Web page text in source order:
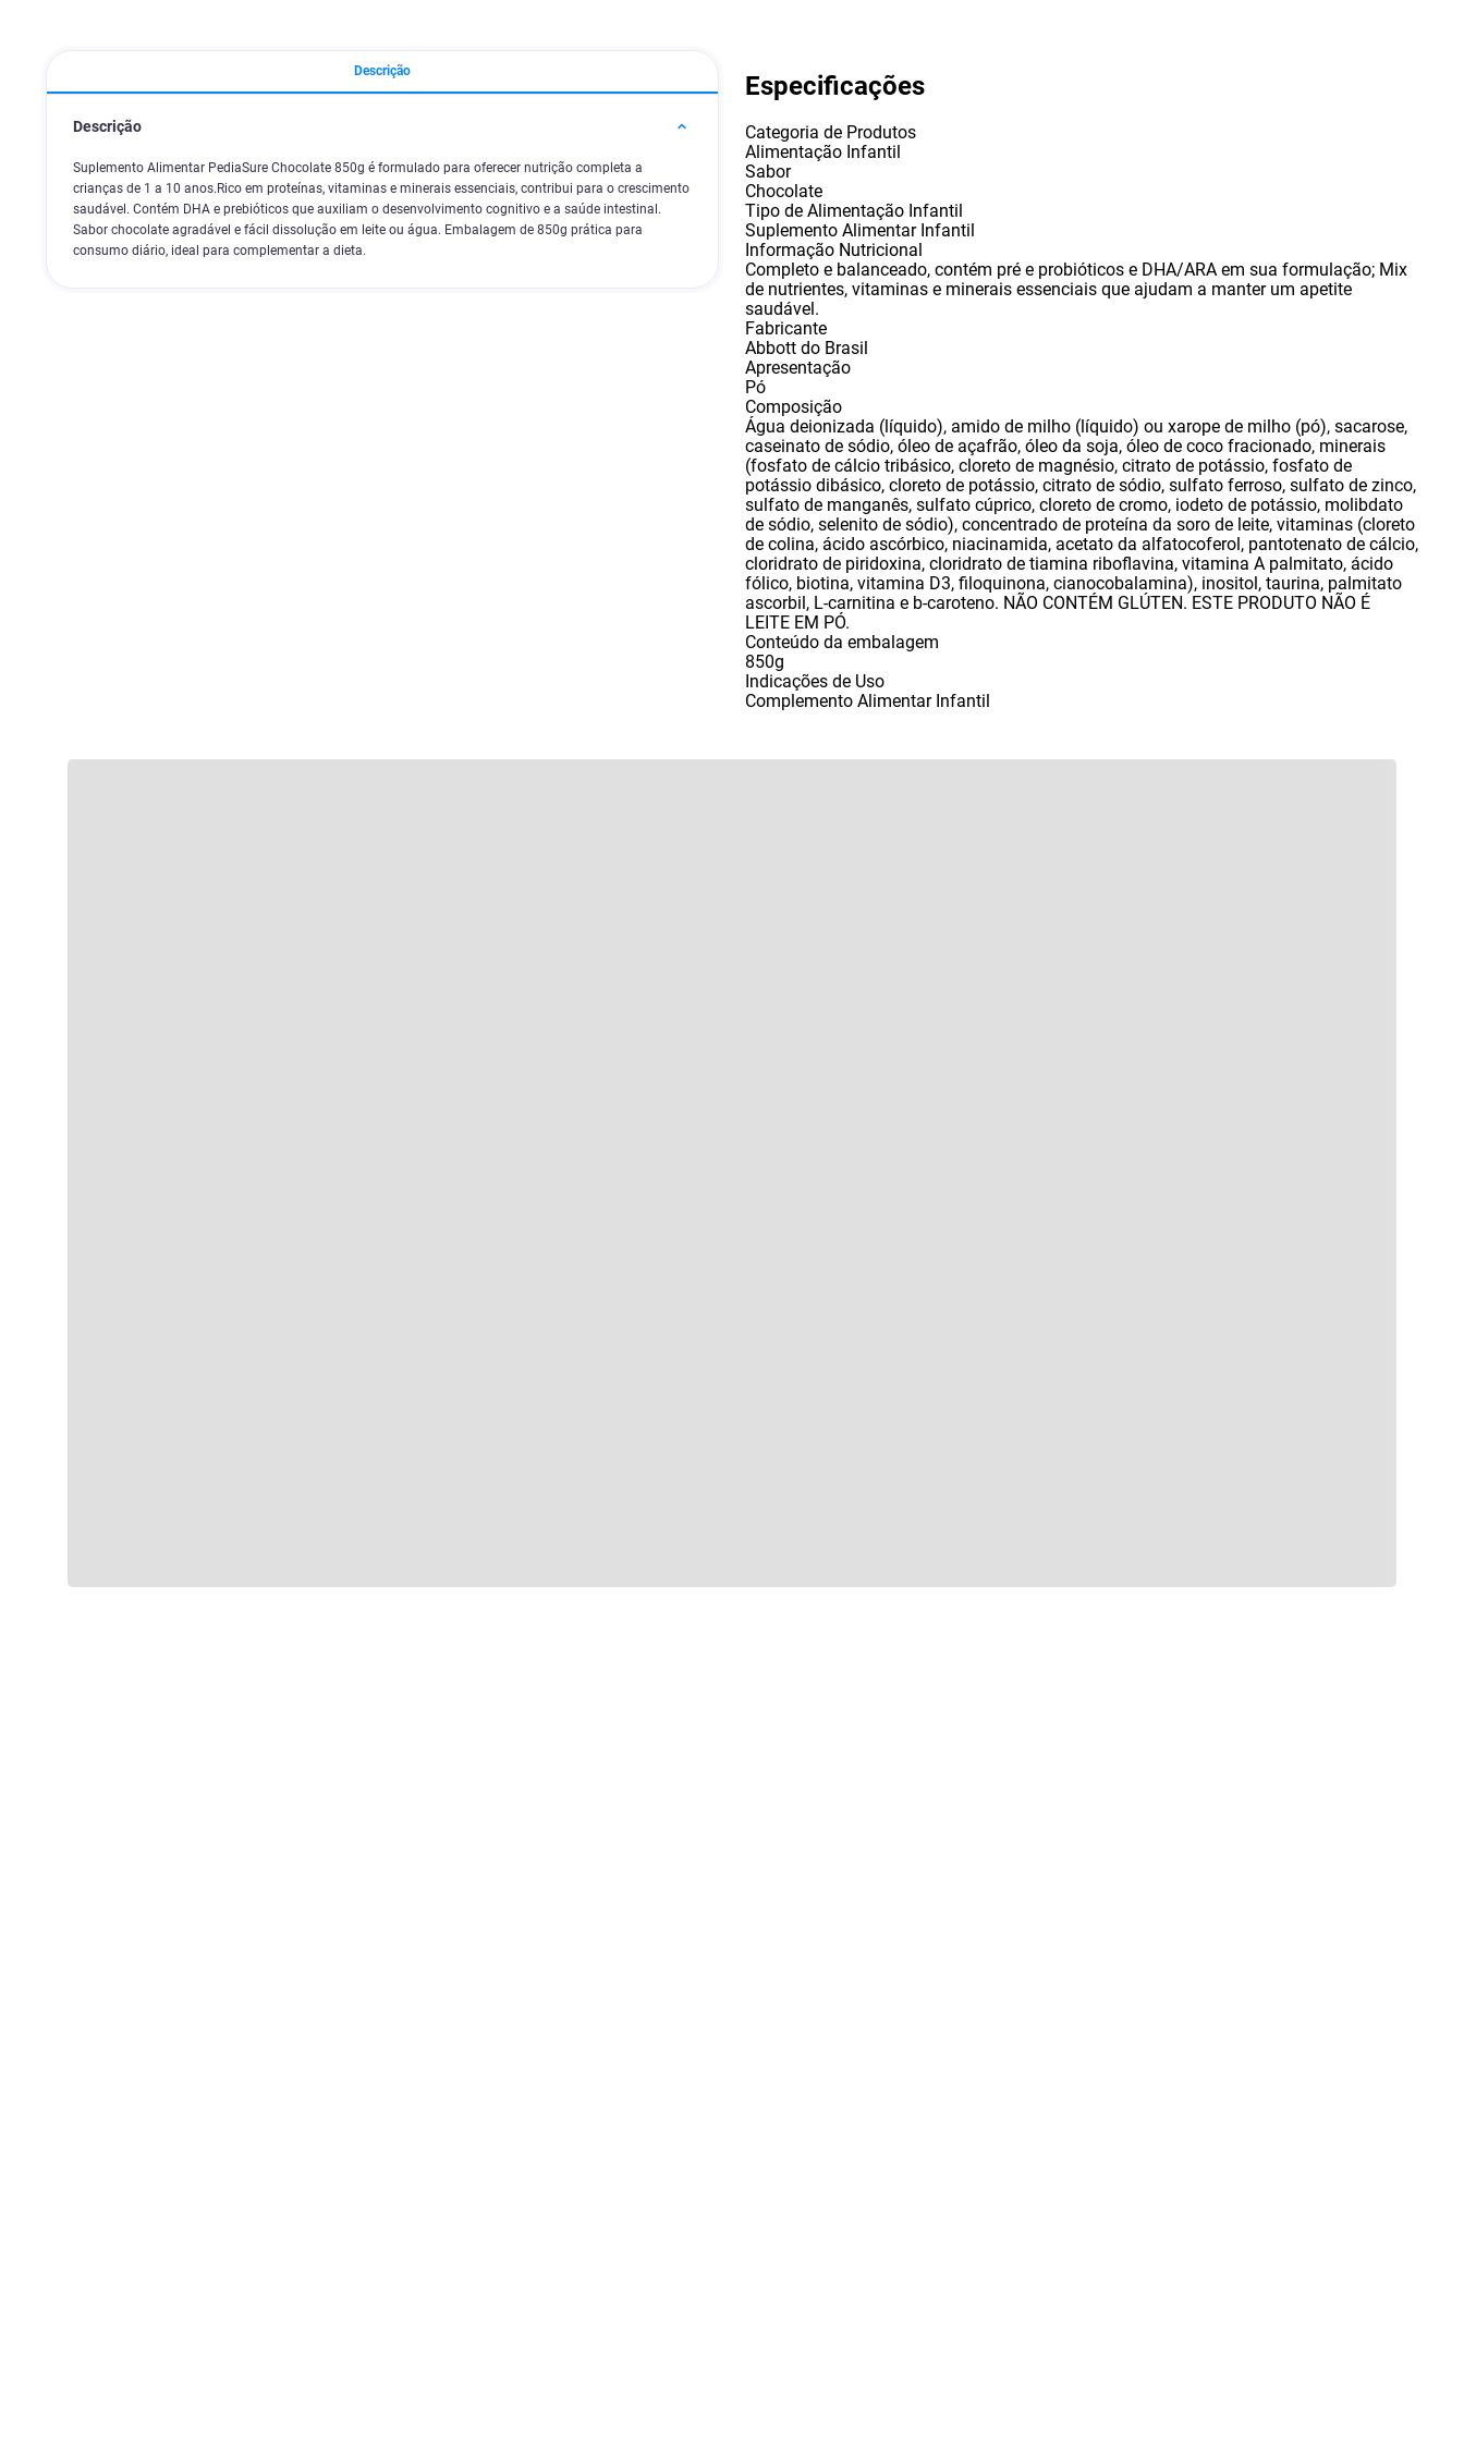
Descrição
Descrição
Suplemento Alimentar PediaSure Chocolate 850g é formulado para oferecer nutrição completa a
crianças de 1 a 10 anos.Rico em proteínas, vitaminas e minerais essenciais, contribui para o crescimento
saudável. Contém DHA e prebióticos que auxiliam o desenvolvimento cognitivo e a saúde intestinal.
Sabor chocolate agradável e fácil dissolução em leite ou água. Embalagem de 850g prática para
consumo diário, ideal para complementar a dieta.
Especificações
Categoria de Produtos
Alimentação Infantil
Sabor
Chocolate
Tipo de Alimentação Infantil
Suplemento Alimentar Infantil
Informação Nutricional
Completo e balanceado, contém pré e probióticos e DHA/ARA em sua formulação; Mix
de nutrientes, vitaminas e minerais essenciais que ajudam a manter um apetite
saudável.
Fabricante
Abbott do Brasil
Apresentação
Pó
Composição
Água deionizada (líquido), amido de milho (líquido) ou xarope de milho (pó), sacarose,
caseinato de sódio, óleo de açafrão, óleo da soja, óleo de coco fracionado, minerais
(fosfato de cálcio tribásico, cloreto de magnésio, citrato de potássio, fosfato de
potássio dibásico, cloreto de potássio, citrato de sódio, sulfato ferroso, sulfato de zinco,
sulfato de manganês, sulfato cúprico, cloreto de cromo, iodeto de potássio, molibdato
de sódio, selenito de sódio), concentrado de proteína da soro de leite, vitaminas (cloreto
de colina, ácido ascórbico, niacinamida, acetato da alfatocoferol, pantotenato de cálcio,
cloridrato de piridoxina, cloridrato de tiamina riboflavina, vitamina A palmitato, ácido
fólico, biotina, vitamina D3, filoquinona, cianocobalamina), inositol, taurina, palmitato
ascorbil, L-carnitina e b-caroteno. NÃO CONTÉM GLÚTEN. ESTE PRODUTO NÃO É
LEITE EM PÓ.
Conteúdo da embalagem
850g
Indicações de Uso
Complemento Alimentar Infantil